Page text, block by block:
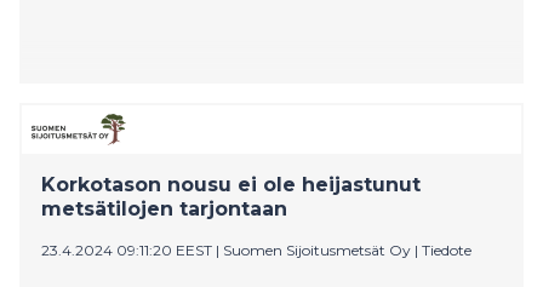
Korkotason nousu ei ole heijastunut
metsätilojen tarjontaan
23.4.2024 09:11:20 EEST | Suomen Sijoitusmetsät Oy | Tiedote